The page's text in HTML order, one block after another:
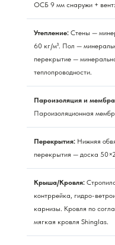
ОСБ 9 мм снаружи +
Утепление: Стены —
60 кг/м³. Пол —
перекрытие —
теплопроводности.
Пароизоляция и
Пароизоляционная
Перекрытия: Нижняя
перекрытия — доска
Крыша/Кровля:
контррейка, гидро-
карнизы. Кровля по
мягкая кровля Shinglas.